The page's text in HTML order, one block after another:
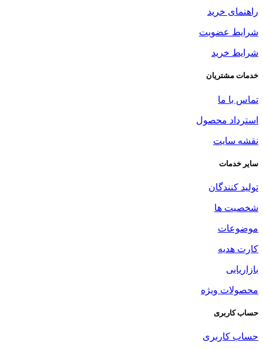
راهنمای خرید
شرایط عضویت
شرایط خرید
خدمات مشتریان
تماس با ما
استرداد محصول
نقشه سایت
سایر خدمات
تولید کنندگان
شخصیت ها
موضوعات
کارت هدیه
بازاریابی
محصولات ویژه
حساب کاربری
حساب کاربری